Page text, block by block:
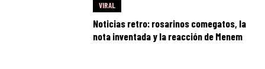
VIRAL
Noticias retro: rosarinos comegatos, la
nota inventada y la reacción de Menem